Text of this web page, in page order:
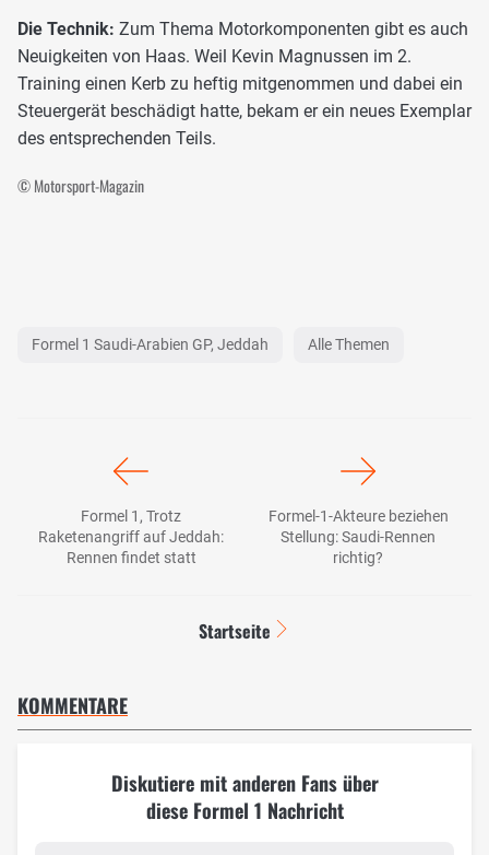
Die Technik: Zum Thema Motorkomponenten gibt es auch
Neuigkeiten von Haas. Weil Kevin Magnussen im 2.
Training einen Kerb zu heftig mitgenommen und dabei ein
Steuergerät beschädigt hatte, bekam er ein neues Exemplar
des entsprechenden Teils.
© Motorsport-Magazin
Formel 1 Saudi-Arabien GP, Jeddah Alle Themen
Formel 1, Trotz
Raketenangriff auf Jeddah:
Rennen findet statt
Formel-1-Akteure beziehen
Stellung: Saudi-Rennen
richtig?
Startseite
KOMMENTARE
Diskutiere mit anderen Fans über
diese Formel 1 Nachricht